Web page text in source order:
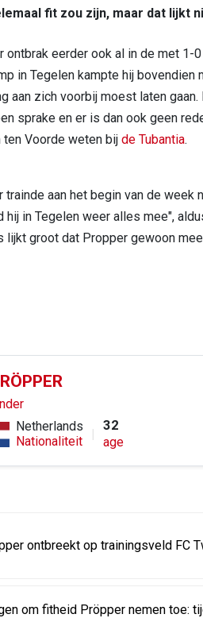
fit zou zijn, maar dat lijkt
ontbrak eerder ook al in de met 1-
in Tegelen kampte hij
aan zich voorbij moest laten
sprake en er is dan ook geen
ten Voorde weten bij de Tubantia.
aan het begin van de week
in Tegelen weer alles mee",
lijkt groot dat Propper gewoon
Netherlands
Nationaliteit
32
age
ontbreekt op trainingsveld FC
om fitheid Pröpper nemen toe: